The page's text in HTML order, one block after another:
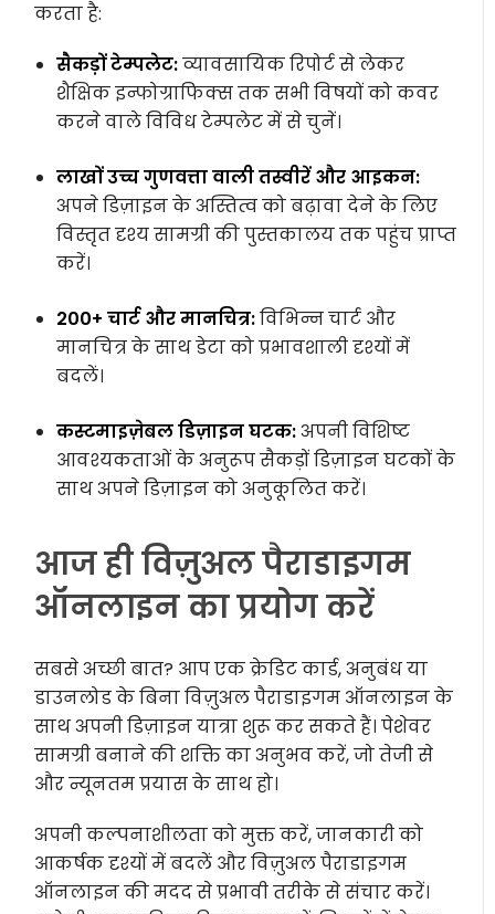
करता है:
सैकड़ों टेम्पलेट:व्यावसायिक रिपोर्ट से लेकर
शैक्षिक इन्फोग्राफिक्स तक सभी विषयों को कवर
करने वाले विविध टेम्पलेट में से चुनें।
लाखों उच्च गुणवत्ता वाली तस्वीरें और आइकन:
अपने डिज़ाइन के अस्तित्व को बढ़ावा देने के लिए
विस्तृत दृश्य सामग्री की पुस्तकालय तक पहुंच प्राप्त
करें।
200+ चार्ट और मानचित्र:विभिन्न चार्ट और
मानचित्र के साथ डेटा को प्रभावशाली दृश्यों में
बदलें।
कस्टमाइज़ेबल डिज़ाइन घटक:अपनी विशिष्ट
आवश्यकताओं के अनुरूप सैकड़ों डिज़ाइन घटकों के
साथ अपने डिज़ाइन को अनुकूलित करें।
आज ही विज़ुअल पैराडाइगम
ऑनलाइन का प्रयोग करें
सबसे अच्छी बात? आप एक क्रेडिट कार्ड, अनुबंध या
डाउनलोड के बिना विज़ुअल पैराडाइगम ऑनलाइन के
साथ अपनी डिज़ाइन यात्रा शुरू कर सकते हैं। पेशेवर
सामग्री बनाने की शक्ति का अनुभव करें, जो तेजी से
और न्यूनतम प्रयास के साथ हो।
अपनी कल्पनाशीलता को मुक्त करें, जानकारी को
आकर्षक दृश्यों में बदलें और विज़ुअल पैराडाइगम
ऑनलाइन की मदद से प्रभावी तरीके से संचार करें।